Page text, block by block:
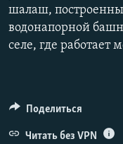
шалаш,
водонапорной
селе, где работает
Поделиться
Читать без VPN